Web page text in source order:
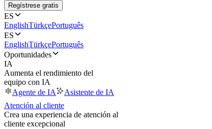
Regístrese gratis
ES
EnglishTürkçePortuguês
ES
EnglishTürkçePortuguês
Oportunidades
IA
Aumenta el rendimiento del
equipo con IA
Agente de IA
Asistente de IA
Atención al cliente
Crea una experiencia de atención al
cliente excepcional